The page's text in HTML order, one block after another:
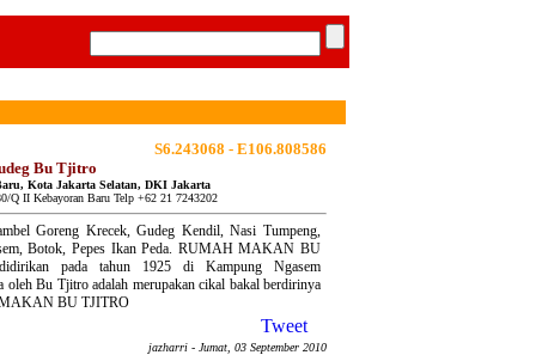
S6.243068 - E106.808586
Bu Tjitro
Kota Jakarta Selatan, DKI Jakarta
Q II Kebayoran Baru Telp +62 21 7243202
Goreng Krecek, Gudeg Kendil, Nasi Tumpeng,
Botok, Pepes Ikan Peda. RUMAH MAKAN BU
pada tahun 1925 di Kampung Ngasem
oleh Bu Tjitro adalah merupakan cikal bakal berdirinya
BU TJITRO
Tweet
jazharri - Jumat, 03 September 2010